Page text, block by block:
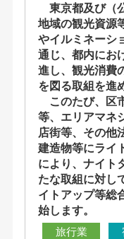
東京都及び（
地域の観光資源
やイルミネーシ
通じ、都内にお
進し、観光消費
を図る取組を進
このたび、区
等、エリアマネ
店街等、その他
建造物等にライ
により、ナイト
たな取組に対し
イトアップ等総
始します。
旅行業